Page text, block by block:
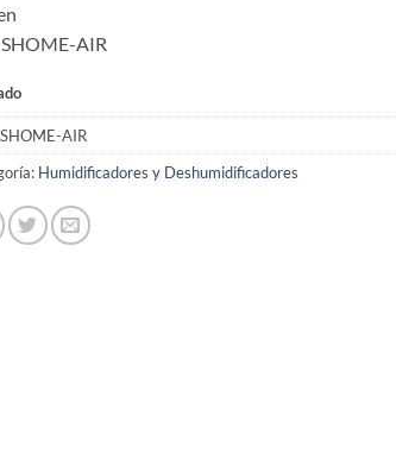
$699.00.
SHOME-AIR
SHOME-AIR
Humidificadores y Deshumidificadores